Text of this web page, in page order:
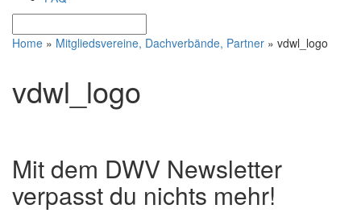
Home » Mitgliedsvereine, Dachverbände, Partner » vdwl_logo
vdwl_logo
Mit dem DWV Newsletter
verpasst du nichts mehr!